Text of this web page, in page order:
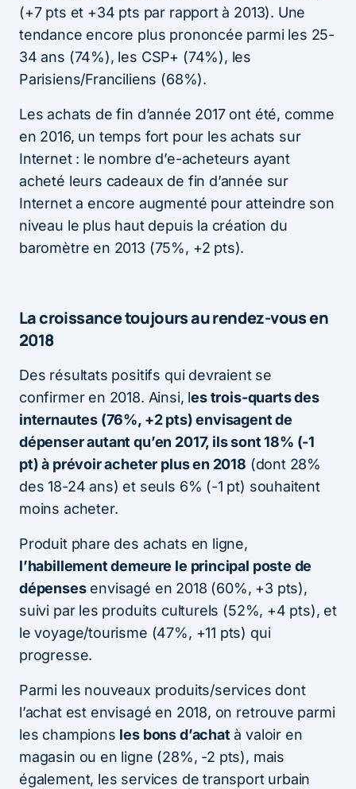
(+7 pts et +34 pts par rapport à 2013). Une
tendance encore plus prononcée parmi les 25-
34 ans (74%), les CSP+ (74%), les
Parisiens/Franciliens (68%).
Les achats de fin d’année 2017 ont été, comme
en 2016, un temps fort pour les achats sur
Internet : le nombre d’e-acheteurs ayant
acheté leurs cadeaux de fin d’année sur
Internet a encore augmenté pour atteindre son
niveau le plus haut depuis la création du
baromètre en 2013 (75%, +2 pts).
La croissance toujours au rendez-vous en
2018
Des résultats positifs qui devraient se
confirmer en 2018. Ainsi, les trois-quarts des
internautes (76%, +2 pts) envisagent de
dépenser autant qu’en 2017, ils sont 18% (-1
pt) à prévoir acheter plus en 2018 (dont 28%
des 18-24 ans) et seuls 6% (-1 pt) souhaitent
moins acheter.
Produit phare des achats en ligne,
l’habillement demeure le principal poste de
dépensesenvisagé en 2018 (60%, +3 pts),
suivi par les produits culturels (52%, +4 pts), et
le voyage/tourisme (47%, +11 pts) qui
progresse.
Parmi les nouveaux produits/services dont
l’achat est envisagé en 2018, on retrouve parmi
les champions les bons d’achatà valoir en
magasin ou en ligne (28%, -2 pts), mais
également, les services de transport urbain